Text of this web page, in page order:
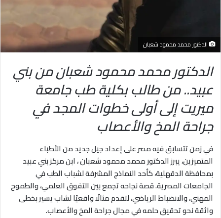
الدكتور محمد محمود شعبان
الدكتور محمد محمود شعبان من بني
عبيد.. من طالب بكلية طب جامعة
ميريت إلى أولى خطوات المجد في
جراحة المخ والأعصاب
في زمن تتسابق فيه مصر على إعداد جيل جديد من الأطباء
المتميزين، يبرز الدكتور محمد محمود شعبان ، ابن مركز بني عبيد
بمحافظة الدقهلية، كأحد النماذج المشرفة لشباب الطب في
الجامعات المصرية. قصة نجاحه تجمع بين التفوق العلمي، والطموح
المهني، والانضباط الرياضي، لتقدم مثالًا واقعيًا لشاب يسير بخطى
واثقة نحو تحقيق حلمه في مجال جراحة المخ والأعصاب.